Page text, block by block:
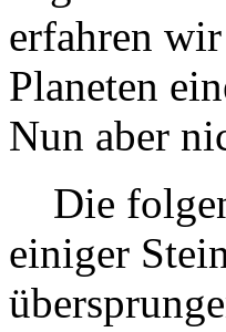
erfahren
Planeten
Nun aber
Die
einiger